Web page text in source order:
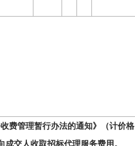
费管理暂行办法的通知》（计价格
成交人收取招标代理服务费用。